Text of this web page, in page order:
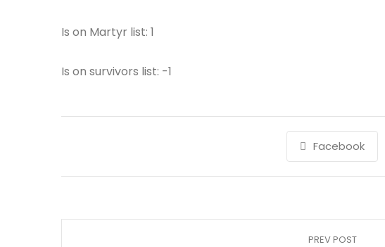
Is on Martyr list: 1
Is on survivors list: -1
Facebook
PREV POST